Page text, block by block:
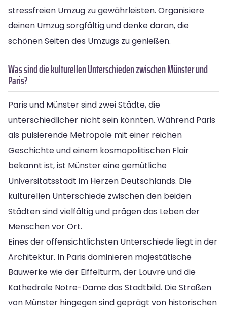
stressfreien Umzug zu gewährleisten. Organisiere
deinen Umzug sorgfältig und denke daran, die
schönen Seiten des Umzugs zu genießen.
Was sind die kulturellen Unterschieden zwischen Münster und
Paris?
Paris und Münster sind zwei Städte, die
unterschiedlicher nicht sein könnten. Während Paris
als pulsierende Metropole mit einer reichen
Geschichte und einem kosmopolitischen Flair
bekannt ist, ist Münster eine gemütliche
Universitätsstadt im Herzen Deutschlands. Die
kulturellen Unterschiede zwischen den beiden
Städten sind vielfältig und prägen das Leben der
Menschen vor Ort.
Eines der offensichtlichsten Unterschiede liegt in der
Architektur. In Paris dominieren majestätische
Bauwerke wie der Eiffelturm, der Louvre und die
Kathedrale Notre-Dame das Stadtbild. Die Straßen
von Münster hingegen sind geprägt von historischen